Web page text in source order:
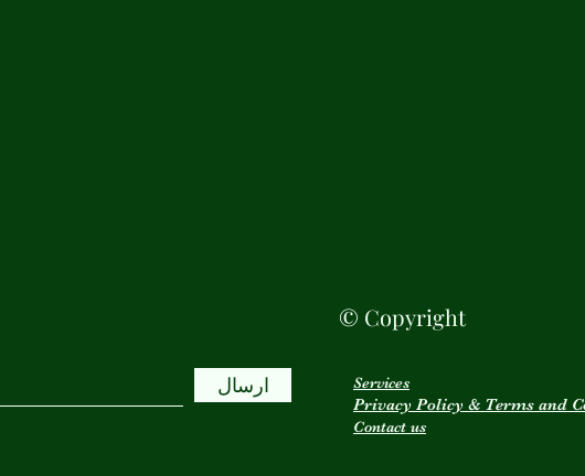
ارسال
© Copyright
Services
Privacy Policy & Terms and
Contact us